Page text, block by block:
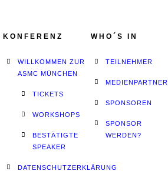
KONFERENZ
WILLKOMMEN ZUR
ASMC MÜNCHEN
TICKETS
WORKSHOPS
BESTÄTIGTE
SPEAKER
DATENSCHUTZERKLÄRUNG
WHO´S IN
TEILNEHMER
MEDIENPARTNER
SPONSOREN
SPONSOR
WERDEN?